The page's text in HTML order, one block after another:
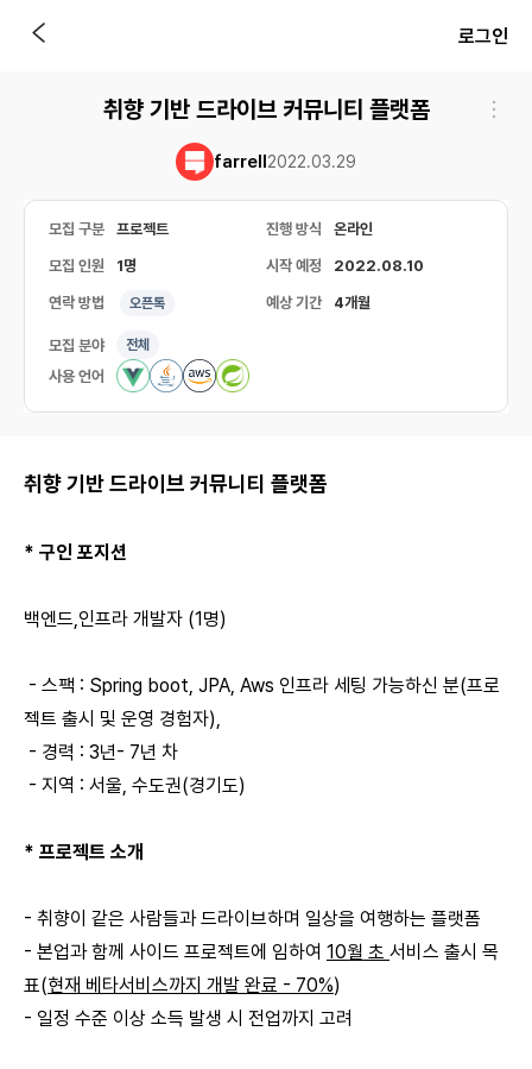
로그인
취향 기반 드라이브 커뮤니티 플랫폼
farrell2022.03.29
모집 구분 프로젝트 진행 방식 온라인
모집 인원 1명 시작 예정 2022.08.10
연락 방법 오픈톡 예상 기간 4개월
모집 분야 전체
사용 언어
취향 기반 드라이브 커뮤니티 플랫폼
* 구인 포지션
백엔드,인프라 개발자 (1명)
- 스팩 : Spring boot, JPA, Aws 인프라 세팅 가능하신 분(프로
젝트 출시 및 운영 경험자),
- 경력 : 3년- 7년 차
- 지역 : 서울, 수도권(경기도)
* 프로젝트 소개
- 취향이 같은 사람들과 드라이브하며 일상을 여행하는 플랫폼
- 본업과 함께 사이드 프로젝트에 임하여 10월 초 서비스 출시 목
표(현재 베타서비스까지 개발 완료 - 70%)
- 일정 수준 이상 소득 발생 시 전업까지 고려